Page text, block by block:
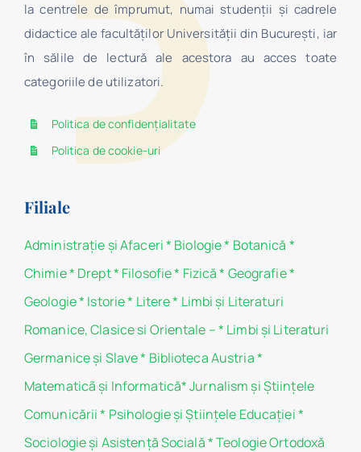
la centrele de împrumut, numai studenţii şi cadrele
didactice ale facultăților Universității din București, iar
în sălile de lectură ale acestora au acces toate
categoriile de utilizatori.
Politica de confidențialitate
Politica de cookie-uri
Filiale
Administraţie şi Afaceri* Biologie* Botanică *
Chimie* Drept* Filosofie* Fizică * Geografie*
Geologie* Istorie* Litere* Limbi și Literaturi
Romanice, Clasice si Orientale –* Limbi și Literaturi
Germanice şi Slave* Biblioteca Austria*
Matematicã și Informatică*Jurnalism şi Ştiinţele
Comunicării * Psihologie şi Ştiinţele Educaţiei*
Sociologie şi Asistenţă Socială*Teologie Ortodoxă